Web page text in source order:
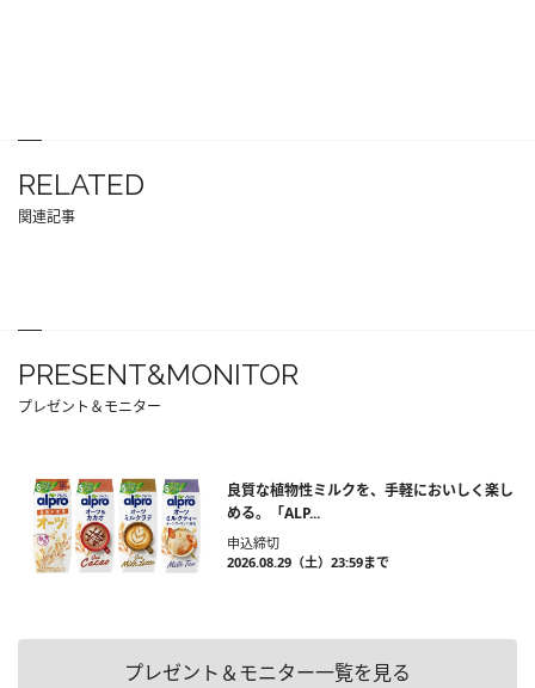
RELATED
関連記事
PRESENT&MONITOR
プレゼント＆モニター
良質な植物性ミルクを、手軽においしく楽し
める。「ALP...
申込締切
2026.08.29（土）23:59まで
プレゼント＆モニター一覧を見る